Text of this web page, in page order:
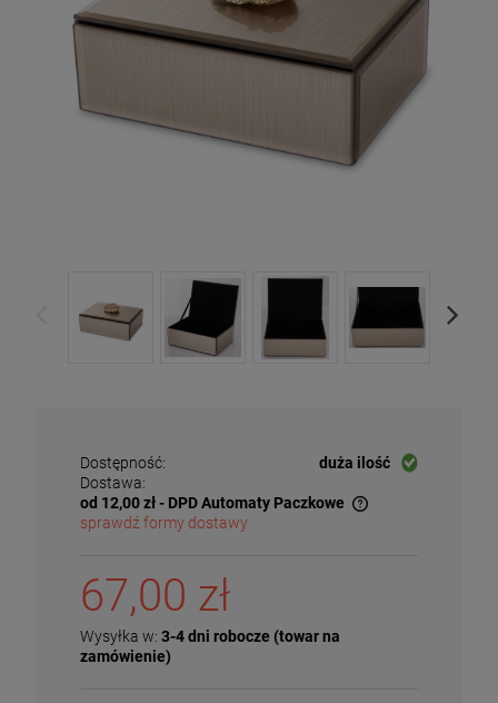
Dostępność:
duża ilość
Dostawa:
od 12,00 zł- DPD Automaty Paczkowe
Cena nie zawiera ewentualnych kosztów płatności
sprawdź formy dostawy
67,00 zł
Wysyłka w: 3-4 dni robocze (towar na
zamówienie)